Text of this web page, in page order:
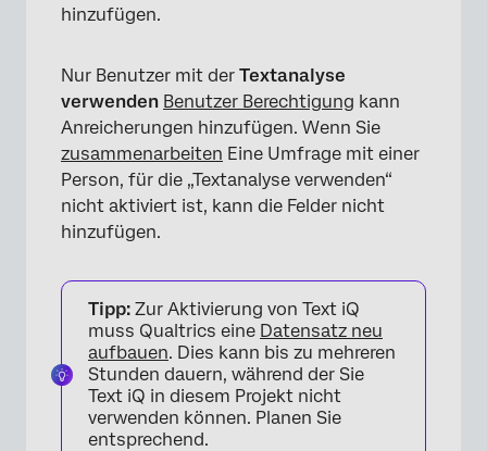
hinzufügen.
Nur Benutzer mit der Textanalyse
verwenden Benutzer Berechtigung kann
Anreicherungen hinzufügen. Wenn Sie
zusammenarbeiten Eine Umfrage mit einer
Person, für die „Textanalyse verwenden“
nicht aktiviert ist, kann die Felder nicht
hinzufügen.
Tipp: Zur Aktivierung von Text iQ
muss Qualtrics eine Datensatz neu
aufbauen. Dies kann bis zu mehreren
Stunden dauern, während der Sie
Text iQ in diesem Projekt nicht
verwenden können. Planen Sie
entsprechend.